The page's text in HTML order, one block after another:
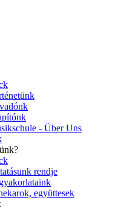
- Über Uns
rendje
együttesek